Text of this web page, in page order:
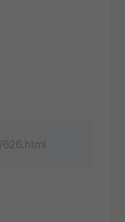
626.html